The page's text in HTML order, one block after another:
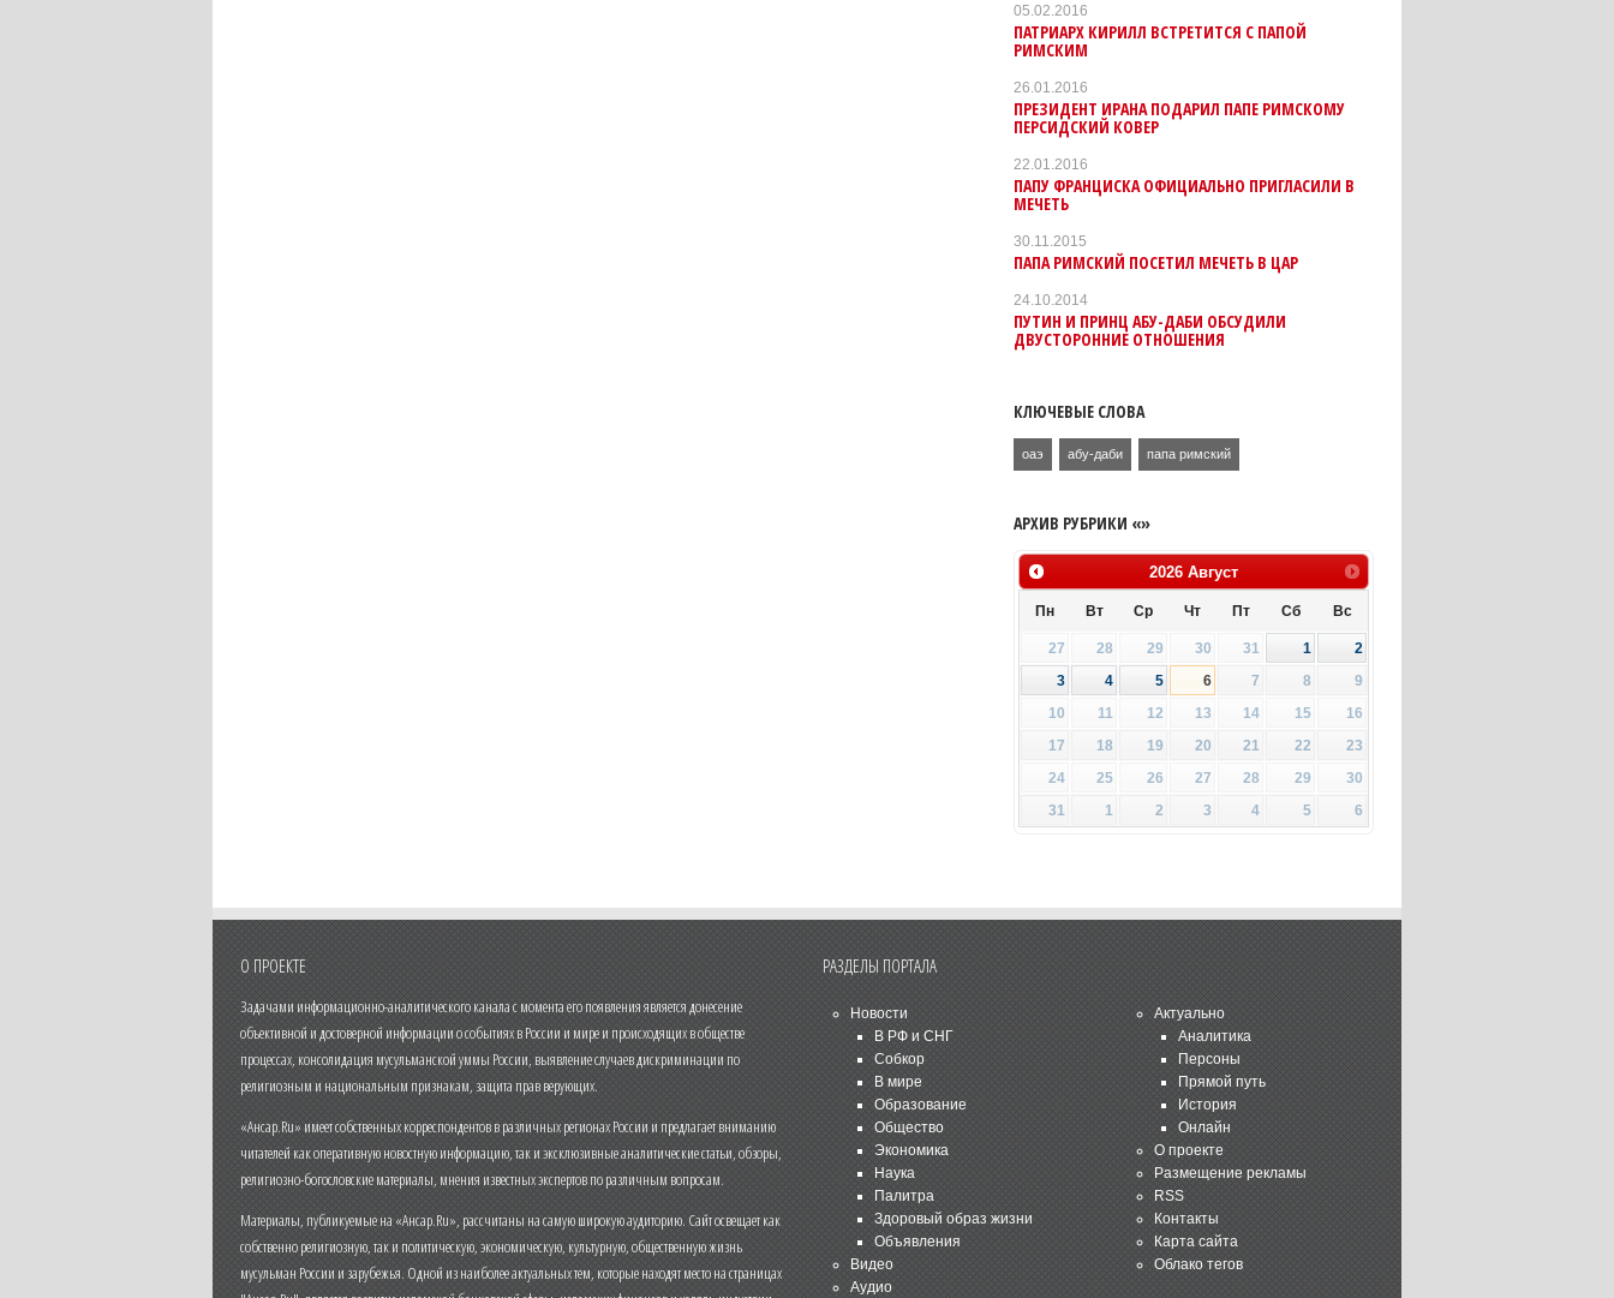
05.02.2016
ПАТРИАРХ КИРИЛЛ ВСТРЕТИТСЯ С ПАПОЙ
РИМСКИМ
26.01.2016
ПРЕЗИДЕНТ ИРАНА ПОДАРИЛ ПАПЕ РИМСКОМУ
ПЕРСИДСКИЙ КОВЕР
22.01.2016
ПАПУ ФРАНЦИСКА ОФИЦИАЛЬНО ПРИГЛАСИЛИ В
МЕЧЕТЬ
30.11.2015
ПАПА РИМСКИЙ ПОСЕТИЛ МЕЧЕТЬ В ЦАР
24.10.2014
ПУТИН И ПРИНЦ АБУ-ДАБИ ОБСУДИЛИ
ДВУСТОРОННИЕ ОТНОШЕНИЯ
КЛЮЧЕВЫЕ СЛОВА
оаэ абу-даби папа римский
АРХИВ РУБРИКИ «»
2026 Август
Пн Вт Ср Чт Пт Сб Вс
27 28 29 30 31 1
2
3
4 5 6 7 8
9
10
11 12 13 14 15
16
17
18 19 20 21 22
23
24
25 26 27 28 29
30
31
1 2 3 4 5 6
О ПРОЕКТЕ
Задачами информационно-аналитического канала с момента его появления является донесение
объективной и достоверной информации о событиях в России и мире и происходящих в обществе
процессах, консолидация мусульманской уммы России, выявление случаев дискриминации по
религиозным и национальным признакам, защита прав верующих.
«Ансар.Ru» имеет собственных корреспондентов в различных регионах России и предлагает вниманию
читателей как оперативную новостную информацию, так и эксклюзивные аналитические статьи, обзоры,
религиозно-богословские материалы, мнения известных экспертов по различным вопросам.
Материалы, публикуемые на «Ансар.Ru», рассчитаны на самую широкую аудиторию. Сайт освещает как
собственно религиозную, так и политическую, экономическую, культурную, общественную жизнь
мусульман России и зарубежья. Одной из наиболее актуальных тем, которые находят место на страницах
РАЗДЕЛЫ ПОРТАЛА
Новости
В РФ и СНГ
Собкор
В мире
Образование
Общество
Экономика
Наука
Палитра
Здоровый образ жизни
Объявления
Видео
Аудио
Актуально
Аналитика
Персоны
Прямой путь
История
Онлайн
О проекте
Размещение рекламы
RSS
Контакты
Карта сайта
Облако тегов